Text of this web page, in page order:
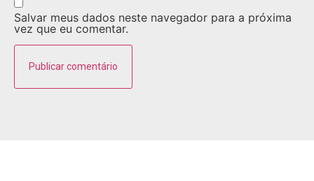
Salvar meus dados neste navegador para a próxima
vez que eu comentar.